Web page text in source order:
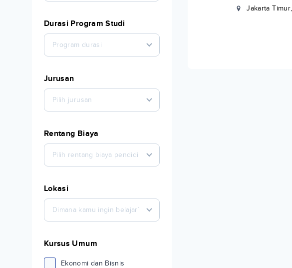
Durasi Program Studi
Program durasi
Jurusan
Pilih jurusan
Rentang Biaya
Pilih rentang biaya pendidikan
Lokasi
Dimana kamu ingin belajar?
Kursus Umum
Ekonomi dan Bisnis
Jakarta Timur,